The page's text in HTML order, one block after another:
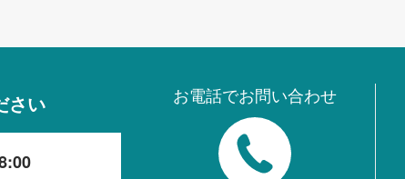
さい お電話でお問い合わせ